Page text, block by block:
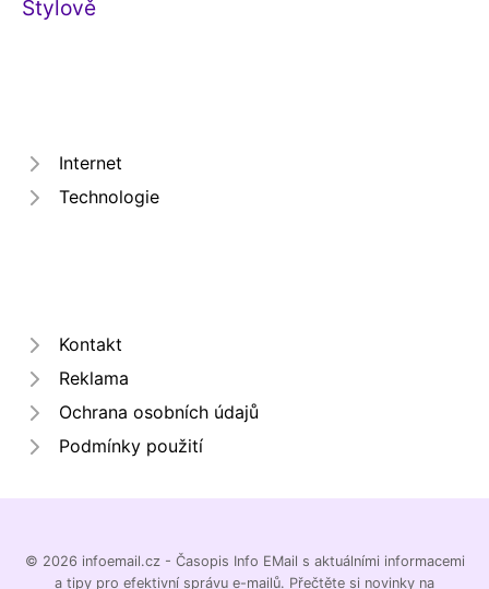
Stylově
Internet
Technologie
Kontakt
Reklama
Ochrana osobních údajů
Podmínky použití
© 2026 infoemail.cz - Časopis Info EMail s aktuálními informacemi
a tipy pro efektivní správu e-mailů. Přečtěte si novinky na